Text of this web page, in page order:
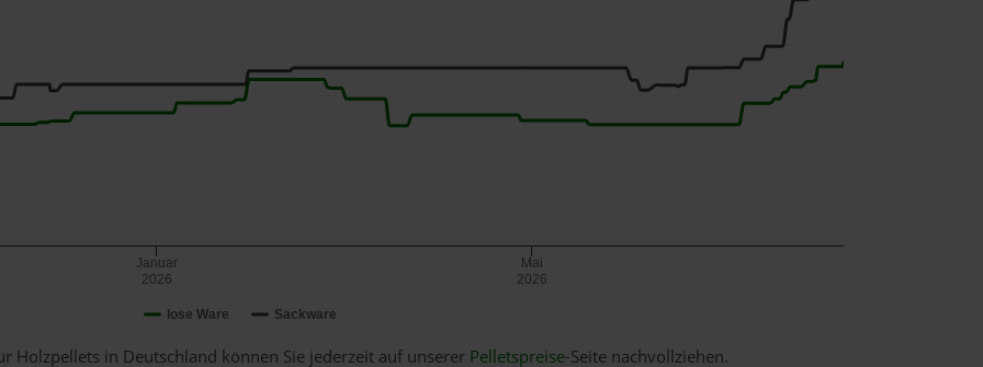
lose Ware Sackware
Januar
2026
Mai
2026
Holzpellets in Deutschland können Sie jederzeit auf unserer Pelletspreise-Seite nachvollziehen.